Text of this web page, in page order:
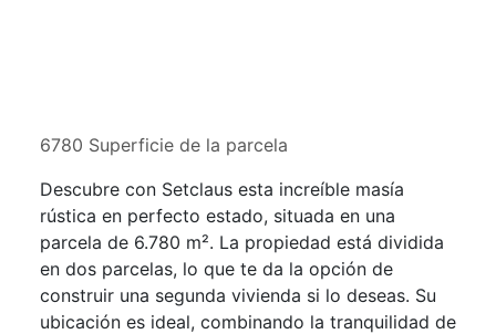
6780 Superficie de la parcela
Descubre con Setclaus esta increíble masía
rústica en perfecto estado, situada en una
parcela de 6.780 m². La propiedad está dividida
en dos parcelas, lo que te da la opción de
construir una segunda vivienda si lo deseas. Su
ubicación es ideal, combinando la tranquilidad de